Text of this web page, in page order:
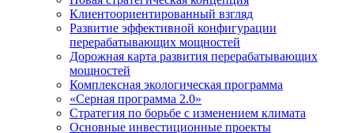
Клиентоориентированный взгляд
Развитие эффективной конфигурации
перерабатывающих мощностей
Дорожная карта развития перерабатывающих
мощностей
Комплексная экологическая программа
«Серная программа 2.0»
Стратегия по борьбе с изменением климата
Основные инвестиционные проекты